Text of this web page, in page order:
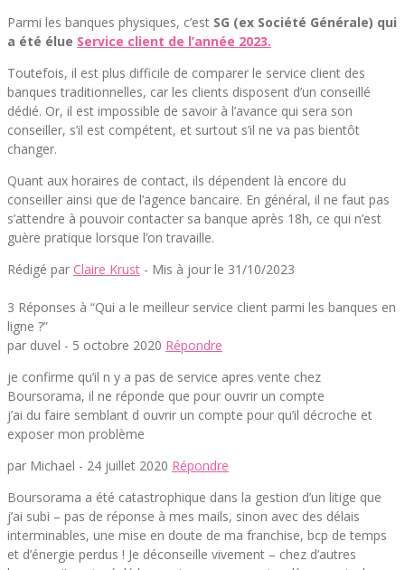
Parmi les banques physiques, c’est SG (ex Société Générale) qui
a été élue Service client de l’année 2023.
Toutefois, il est plus difficile de comparer le service client des
banques traditionnelles, car les clients disposent d’un conseillé
dédié. Or, il est impossible de savoir à l’avance qui sera son
conseiller, s’il est compétent, et surtout s’il ne va pas bientôt
changer.
Quant aux horaires de contact, ils dépendent là encore du
conseiller ainsi que de l’agence bancaire. En général, il ne faut pas
s’attendre à pouvoir contacter sa banque après 18h, ce qui n’est
guère pratique lorsque l’on travaille.
Rédigé par Claire Krust - Mis à jour le 31/10/2023
3 Réponses à “Qui a le meilleur service client parmi les banques en
ligne ?”
par duvel - 5 octobre 2020 Répondre
je confirme qu’il n y a pas de service apres vente chez
Boursorama, il ne réponde que pour ouvrir un compte
j’ai du faire semblant d ouvrir un compte pour qu’il décroche et
exposer mon problème
par Michael - 24 juillet 2020 Répondre
Boursorama a été catastrophique dans la gestion d’un litige que
j’ai subi – pas de réponse à mes mails, sinon avec des délais
interminables, une mise en doute de ma franchise, bcp de temps
et d’énergie perdus ! Je déconseille vivement – chez d’autres